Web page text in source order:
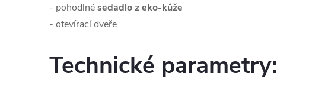
- pohodlnésedadlo z eko-kůže
- otevírací dveře
Technické parametry: